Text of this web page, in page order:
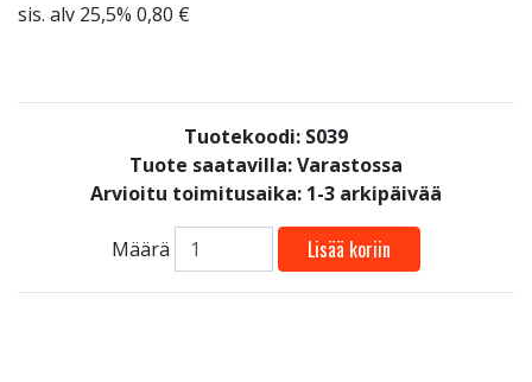
sis. alv 25,5% 0,80 €
Tuotekoodi: S039
Tuote saatavilla:Varastossa
Arvioitu toimitusaika: 1-3 arkipäivää
Määrä Lisää koriin